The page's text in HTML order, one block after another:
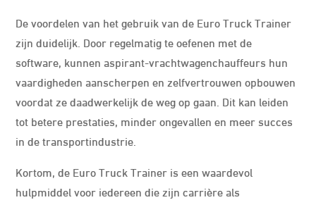
De voordelen van het gebruik van de Euro Truck Trainer
zijn duidelijk. Door regelmatig te oefenen met de
software, kunnen aspirant-vrachtwagenchauffeurs hun
vaardigheden aanscherpen en zelfvertrouwen opbouwen
voordat ze daadwerkelijk de weg op gaan. Dit kan leiden
tot betere prestaties, minder ongevallen en meer succes
in de transportindustrie.
Kortom, de Euro Truck Trainer is een waardevol
hulpmiddel voor iedereen die zijn carrière als